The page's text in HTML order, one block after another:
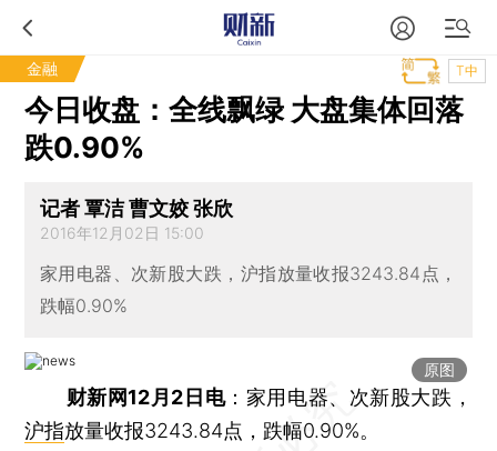
金融 T中
今日收盘：全线飘绿 大盘集体回落
跌0.90%
记者 覃洁 曹文姣 张欣
2016年12月02日 15:00
家用电器、次新股大跌，沪指放量收报3243.84点，
跌幅0.90%
原图
财新网12月2日电：家用电器、次新股大跌，
沪指放量收报3243.84点，跌幅0.90%。